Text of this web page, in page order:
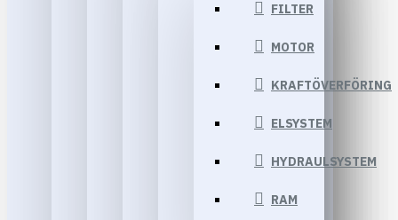
FILTER
MOTOR
KRAFTÖVERFÖRING
ELSYSTEM
HYDRAULSYSTEM
RAM